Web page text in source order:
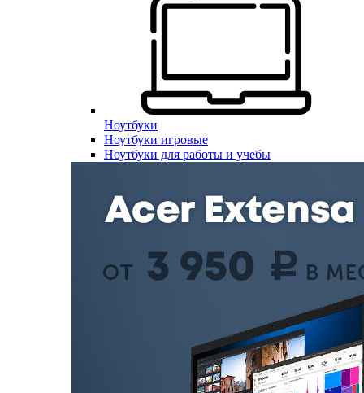
Ноутбуки
Ноутбуки игровые
Ноутбуки для работы и учебы